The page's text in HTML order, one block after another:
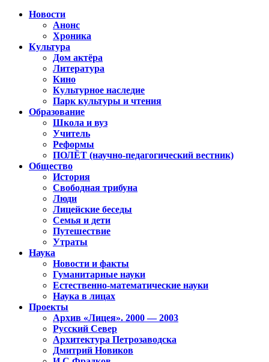
Новости
Анонс
Хроника
Культура
Дом актёра
Литература
Кино
Культурное наследие
Парк культуры и чтения
Образование
Школа и вуз
Учитель
Реформы
ПОЛЁТ (научно-педагогический вестник)
Общество
История
Свободная трибуна
Люди
Лицейские беседы
Семья и дети
Путешествие
Утраты
Наука
Новости и факты
Гуманитарные науки
Естественно-математические науки
Наука в лицах
Проекты
Архив «Лицея». 2000 — 2003
Русский Север
Архитектура Петрозаводска
Дмитрий Новиков